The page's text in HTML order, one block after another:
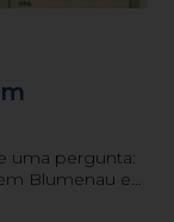
uma pergunta:
Blumenau e